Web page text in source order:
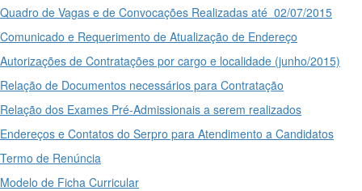
Quadro de Vagas e de Convocações Realizadas até 02/07/2015
Comunicado e Requerimento de Atualização de Endereço
Autorizações de Contratações por cargo e localidade (junho/2015)
Relação de Documentos necessários para Contratação
Relação dos Exames Pré-Admissionais a serem realizados
Endereços e Contatos do Serpro para Atendimento a Candidatos
Termo de Renúncia
Modelo de Ficha Curricular